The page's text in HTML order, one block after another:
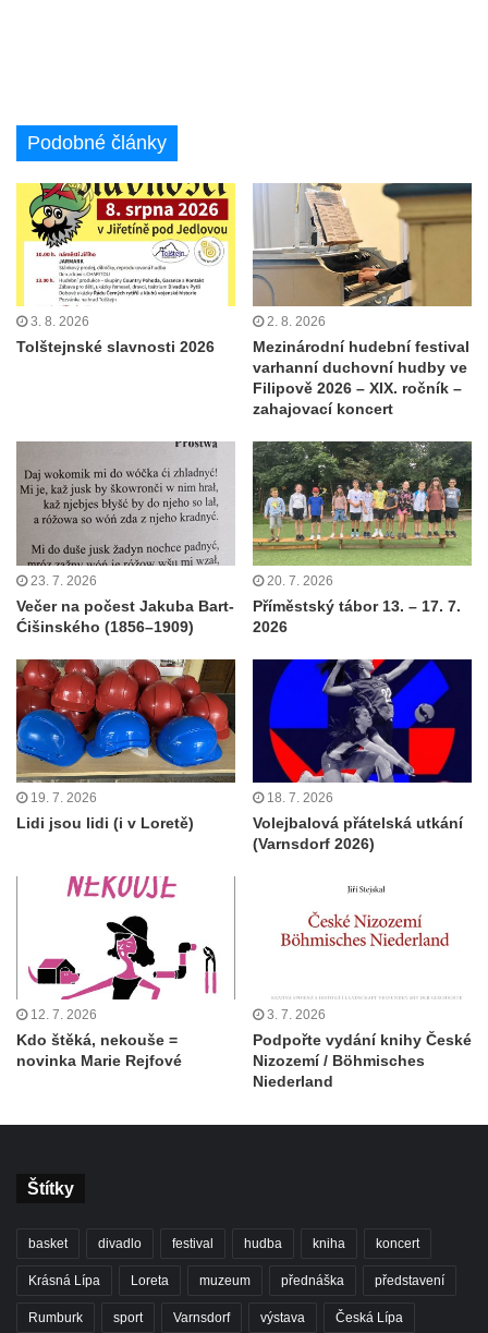
Podobné články
3. 8. 2026
Tolštejnské slavnosti 2026
2. 8. 2026
Mezinárodní hudební festival
varhanní duchovní hudby ve
Filipově 2026 – XIX. ročník –
zahajovací koncert
23. 7. 2026
Večer na počest Jakuba Bart-
Ćišinského (1856–1909)
20. 7. 2026
Příměstský tábor 13. – 17. 7.
2026
19. 7. 2026
Lidi jsou lidi (i v Loretě)
18. 7. 2026
Volejbalová přátelská utkání
(Varnsdorf 2026)
12. 7. 2026
Kdo štěká, nekouše =
novinka Marie Rejfové
3. 7. 2026
Podpořte vydání knihy České
Nizozemí / Böhmisches
Niederland
Štítky
basket divadlo festival hudba kniha koncert
Krásná Lípa Loreta muzeum přednáška představení
Rumburk sport Varnsdorf výstava Česká Lípa